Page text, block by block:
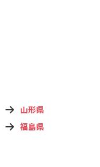
山形県
福島県